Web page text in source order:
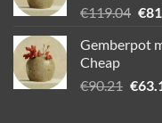
€119.04 €
Gemberpot
Cheap
€90.21 €